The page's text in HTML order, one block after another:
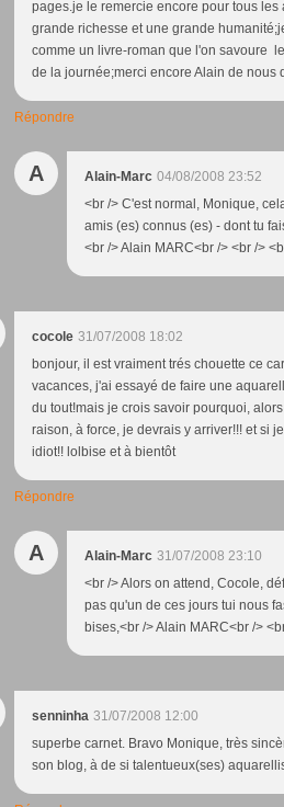
pages.je le remercie encore pour tous
grande richesse et une grande
comme un livre-roman que l'on savoure
de la journée;merci encore Alain de nous
Répondre
A Alain-Marc 04/08/2008 23:52
<br /> C'est normal, Monique,
amis (es) connus (es) - dont tu
<br /> Alain MARC<br /> <br />
cocole 31/07/2008 18:02
bonjour, il est vraiment trés chouette ce
vacances, j'ai essayé de faire une
du tout!mais je crois savoir pourquoi,
raison, à force, je devrais y arriver!!! et si
idiot!! lolbise et à bientôt
Répondre
A Alain-Marc 31/07/2008 23:10
<br /> Alors on attend, Cocole,
pas qu'un de ces jours tui nous
bises,<br /> Alain MARC<br />
senninha 31/07/2008 12:00
superbe carnet. Bravo Monique, très
son blog, à de si talentueux(ses)